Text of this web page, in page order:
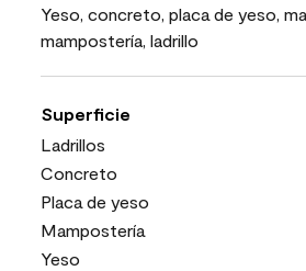
Yeso, concreto, placa de yeso,
mampostería, ladrillo
Superficie
Ladrillos
Concreto
Placa de yeso
Mampostería
Yeso